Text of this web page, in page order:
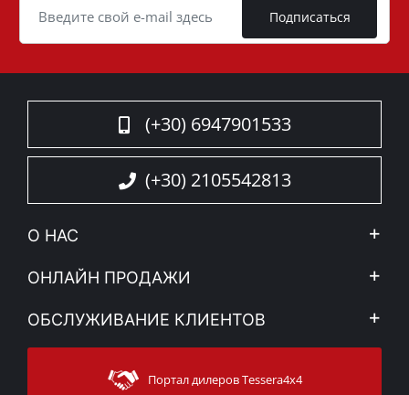
Подписаться
(+30) 6947901533
(+30) 2105542813
О НАС
Компания
Новости
Sitemap
ОНЛАЙН ПРОДАЖИ
Mой Aккаунт
Методы доставки
ОБСЛУЖИВАНИЕ КЛИЕНТОВ
Связаться с
Поддержка клиентовПортал дилеров Tessera4x4